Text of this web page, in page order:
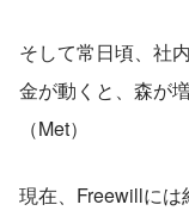
そして常日頃、社
金が動くと、森が
（Met）
現在、Freewillに